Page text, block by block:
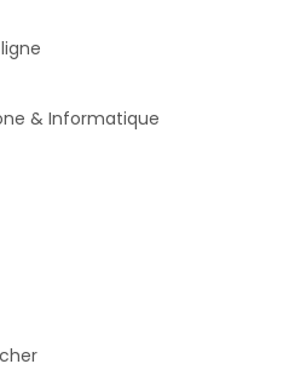
& Informatique